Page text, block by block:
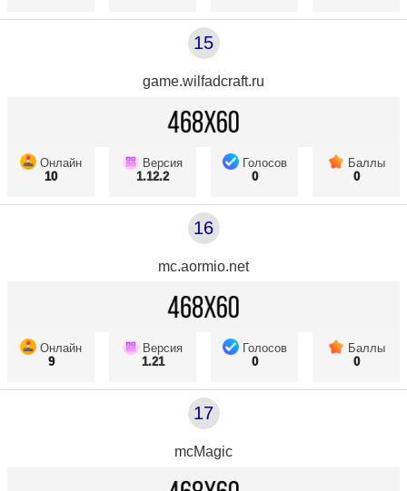
15
game.wilfadcraft.ru
Онлайн
10
Версия
1.12.2
Голосов
0
Баллы
0
16
mc.aormio.net
Онлайн
9
Версия
1.21
Голосов
0
Баллы
0
17
mcMagic